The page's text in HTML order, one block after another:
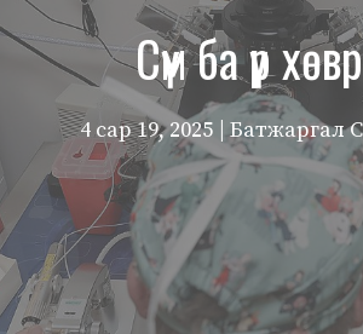
Сүм ба үр
4 сар 19, 2025 | Батжаргал